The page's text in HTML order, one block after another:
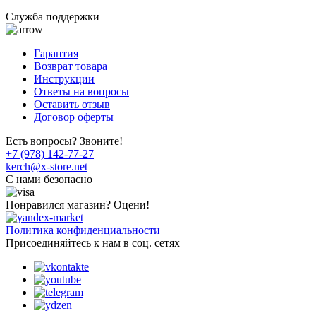
Служба поддержки
Гарантия
Возврат товара
Инструкции
Ответы на вопросы
Оставить отзыв
Договор оферты
Есть вопросы? Звоните!
+7 (978) 142-77-27
kerch@x-store.net
C нами безопасно
Понравился магазин? Оцени!
Политика конфиденциальности
Присоединяйтесь к нам в соц. сетях